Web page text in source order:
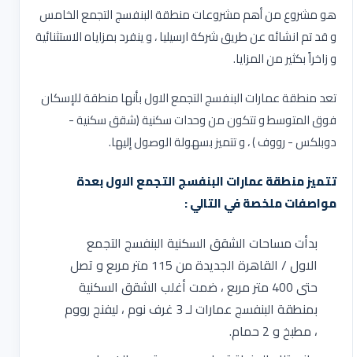
هو مشروع من أهم مشروعات منطقة البنفسج التجمع الخامس
و قد تم انشائه عن طريق شركة ارسيليا ، و ينفرد بمزاياه الاستثنائية
و زاخراً بكثير من المزايا.
تعد منطقة عمارات البنفسج التجمع الاول بأنها منطقة للإسكان
فوق المتوسط و تتكون من وحدات سكنية (شقق سكنية -
دوبلكس - رووف ) ، و تتميز بسهولة الوصول إليها.
تتميز منطقة عمارات البنفسج التجمع الاول بعدة
مواصفات ملخصة في التالي :
بدأت مساحات الشقق السكنية البنفسج التجمع
الاول / القاهرة الجديدة من 115 متر مربع و تصل
حتى 400 متر مربع ، ضمت أغلب الشقق السكنية
بمنطقة البنفسج عمارات لـ 3 غرف نوم ، ليفنج رووم
، مطبخ و 2 حمام.